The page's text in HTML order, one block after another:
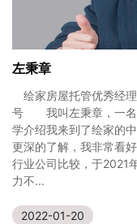
左秉章
绘家房屋托管优秀经
号 我叫左秉章，一名
学介绍我来到了绘家的
更深的了解，我非常看
行业公司比较，于2021
力不...
2022-01-20